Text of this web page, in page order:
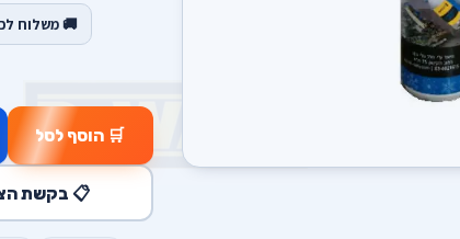
🚚 משלוח
🛒 הוסף לסל
📋 בקשת